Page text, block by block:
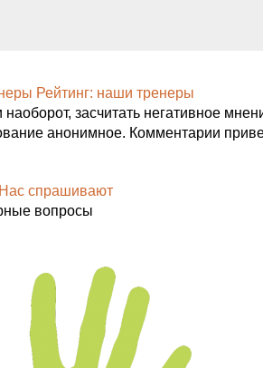
Рейтинг: наши тренеры
засчитать негативное
анонимное. Комментарии
Нас спрашивают
вопросы